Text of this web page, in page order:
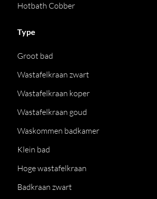
Hotbath Cobber
Type
Groot bad
Wastafelkraan zwart
Wastafelkraan koper
Wastafelkraan goud
Waskommen badkamer
Klein bad
Hoge wastafelkraan
Badkraan zwart